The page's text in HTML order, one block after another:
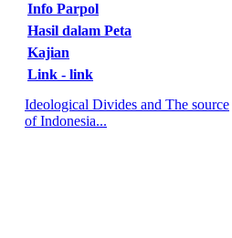
Info Parpol
Hasil dalam Peta
Kajian
Link - link
Ideological Divides and The source
of Indonesia...